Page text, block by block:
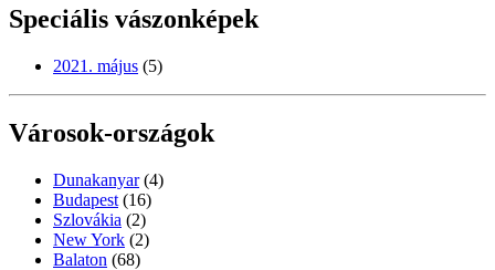
Speciális vászonképek
2021. május (5)
Városok-országok
Dunakanyar (4)
Budapest (16)
Szlovákia (2)
New York (2)
Balaton (68)